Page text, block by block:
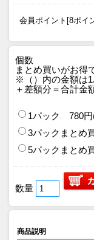
会員ポイント[8ポイ
個数
まとめ買いがお得
※（）内の金額は
＋差額分＝合計金
1パック 780円
3パックまとめ
5パックまとめ
数量
商品説明